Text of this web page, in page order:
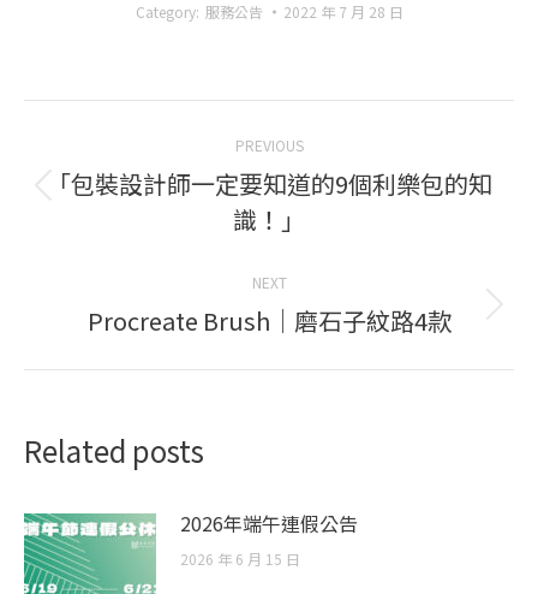
Category: 服務公告 2022 年 7 月 28 日
navigation
PREVIOUS
Previous
post:
「包裝設計師一定要知道的9個利樂包的知
識！」
NEXT
Next
Procreate Brush｜磨石子紋路4款
Related posts
2026年端午連假公告
2026 年 6 月 15 日